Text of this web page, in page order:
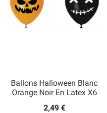
Ballons Halloween Blanc
Orange Noir En Latex X6
2,49 €